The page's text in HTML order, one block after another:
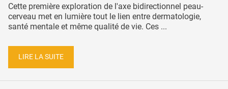
Cette première exploration de l'axe bidirectionnel peau-
cerveau met en lumière tout le lien entre dermatologie,
santé mentale et même qualité de vie. Ces ...
LIRE LA SUITE